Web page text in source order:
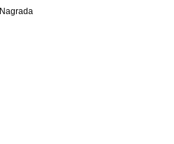
Nagrada